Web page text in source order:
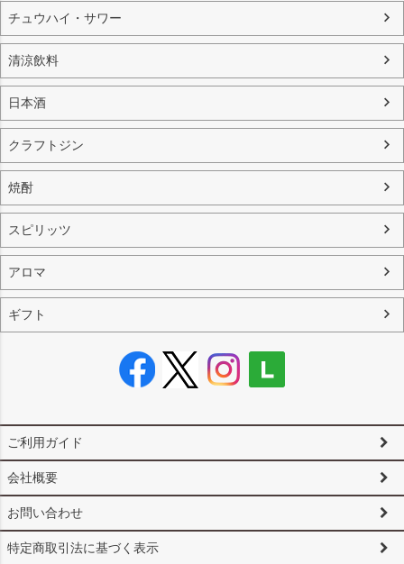
チュウハイ・サワー
清涼飲料
日本酒
クラフトジン
焼酎
スピリッツ
アロマ
ギフト
ご利用ガイド
会社概要
お問い合わせ
特定商取引法に基づく表示